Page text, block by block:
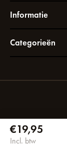
€19,95
Incl. btw
Informatie
Categorieën
KVK nummer: